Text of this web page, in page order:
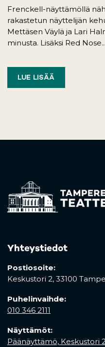
Frenckell-näyttämöllä
rakastetun näyttelijän
Mettäsen Väylä ja Lari
minusta. Lisäksi Red Nose...
LUE LISÄÄ
Yhteystiedot
Postiosoite:
Keskustori 2, 33100
Puhelinvaihde:
010 346 2111
Näyttämöt:
Päänäyttämö, Keskustori 2